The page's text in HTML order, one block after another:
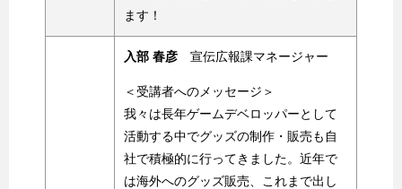
ます！
入部 春彦 宣伝広報課マネージャー
＜受講者へのメッセージ＞
我々は長年ゲームデベロッパーとして
活動する中でグッズの制作・販売も自
社で積極的に行ってきました。近年で
は海外へのグッズ販売、これまで出し